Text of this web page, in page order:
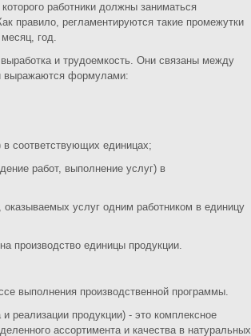
работники должны заниматься
правило, регламентируются такие промежутки
год.
и трудоемкость. Они связаны между
выражаются формулами:
в соответствующих единицах;
работ, выполнение услуг) в
услуг одним работником в единицу
производство единицы продукции.
выполнения производственной программы.
реализации продукции) - это комплексное
ассортимента и качества в натуральных